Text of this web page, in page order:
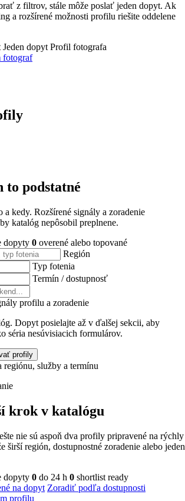
z filtrov, stále môže poslať jeden dopyt. Ak
a rozšírené možnosti profilu riešite oddelene
Jeden dopyt Profil fotografa
fotograf
to podstatné
a kedy. Rozšírené signály a zoradenie
katalóg nepôsobil preplnene.
dopyty 0 overené alebo topované
Región
Typ fotenia
Termín / dostupnosť
profilu a zoradenie
Dopyt posielajte až v ďalšej sekcii, aby
séria nesúvisiacich formulárov.
profily
služby a termínu
krok v katalógu
nie sú aspoň dva profily pripravené na rýchly
širší región, dostupnostné zoradenie alebo jeden
dopyty 0 do 24 h 0 shortlist ready
na dopyt Zoradiť podľa dostupnosti
profilu